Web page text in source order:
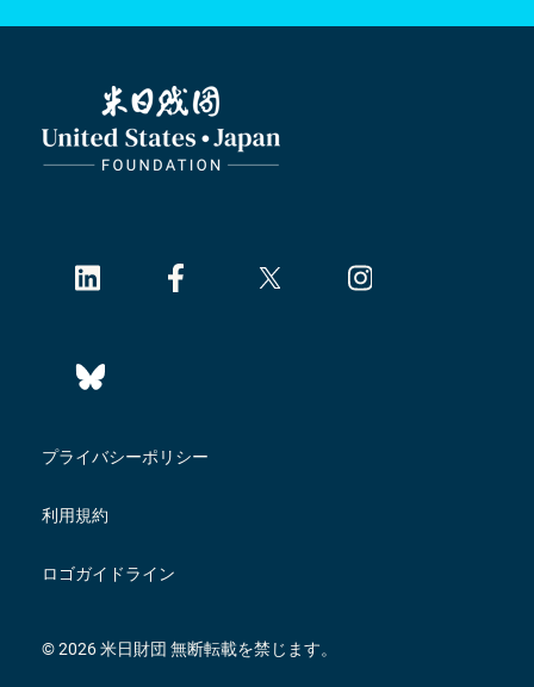
プライバシーポリシー
利用規約
ロゴガイドライン
© 2026 米日財団 無断転載を禁じます。